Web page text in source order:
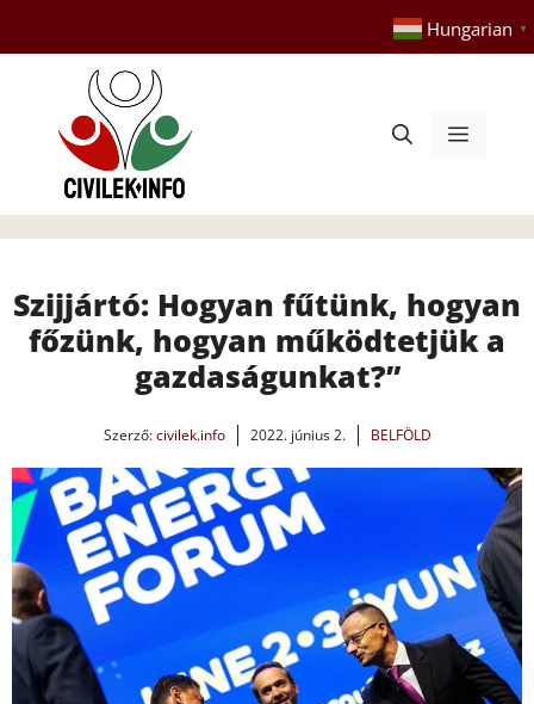
tartalomba
Hungarian ▼
Menü
Szijjártó: Hogyan fűtünk, hogyan
főzünk, hogyan működtetjük a
gazdaságunkat?”
Szerző:civilek.info 2022. június 2. BELFÖLD